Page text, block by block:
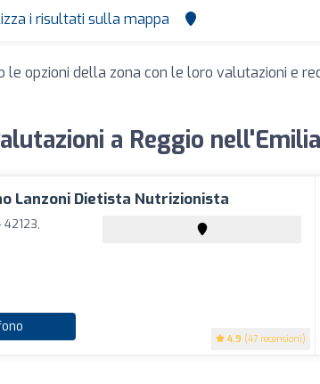
i risultati sulla mappa
le opzioni della zona con le loro valutazioni e
a Reggio nell'Emilia
Lanzoni Dietista Nutrizionista
4.9 (47 recensioni)